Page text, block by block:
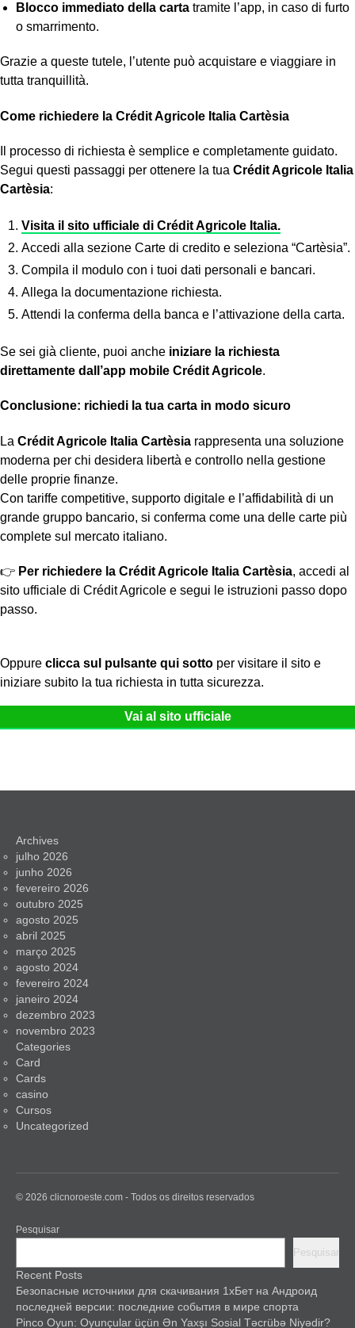
Blocco immediato della carta tramite l’app, in caso di furto
o smarrimento.
Grazie a queste tutele, l’utente può acquistare e viaggiare in
tutta tranquillità.
Come richiedere la Crédit Agricole Italia Cartèsia
Il processo di richiesta è semplice e completamente guidato.
Segui questi passaggi per ottenere la tua Crédit Agricole Italia
Cartèsia:
Visita ilsito ufficiale di Crédit Agricole Italia.
Accedi alla sezioneCarte di credito e seleziona “Cartèsia”.
Compila il modulo con i tuoi dati personali e bancari.
Allega la documentazione richiesta.
Attendi la conferma della banca e l’attivazione della carta.
Se sei già cliente, puoi anche iniziare la richiesta
direttamente dall’app mobile Crédit Agricole.
Conclusione: richiedi la tua carta in modo sicuro
La Crédit Agricole Italia Cartèsia rappresenta una soluzione
moderna per chi desidera libertà e controllo nella gestione
delle proprie finanze.
Con tariffe competitive, supporto digitale e l’affidabilità di un
grande gruppo bancario, si conferma come una delle carte più
complete sul mercato italiano.
👉 Per richiedere la Crédit Agricole Italia Cartèsia, accedi al
sito ufficiale di Crédit Agricole e segui le istruzioni passo dopo
passo.
Oppure clicca sul pulsante qui sotto per visitare il sito e
iniziare subito la tua richiesta in tutta sicurezza.
Vai al sito ufficiale
Archives
julho 2026
junho 2026
fevereiro 2026
outubro 2025
agosto 2025
abril 2025
março 2025
agosto 2024
fevereiro 2024
janeiro 2024
dezembro 2023
novembro 2023
Categories
Card
Cards
casino
Cursos
Uncategorized
© 2026 clicnoroeste.com - Todos os direitos reservados
Pesquisar
Pesquisar
Recent Posts
Безопасные источники для скачивания 1хБет на Андроид
последней версии: последние события в мире спорта
Pinco Oyun: Oyunçular üçün Ən Yaxşı Sosial Təcrübə Niyədir?